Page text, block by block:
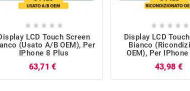
    
LCD Touch Screen
(Usato A/B OEM), Per
IPhone 8 Plus
63,71 €
    
Display LCD
Bianco
OEM), Per
43,98 €